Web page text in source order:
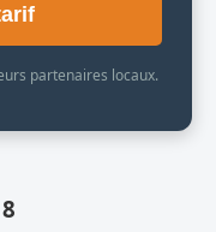
partenaires locaux.